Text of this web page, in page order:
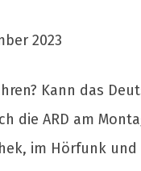
2023
Kann das
die ARD am
im Hörfunk